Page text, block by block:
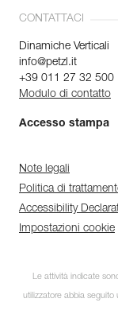
CONTATTACI
Dinamiche Verticali
info@petzl.it
+39 011 27 32 500
Modulo di contatto
Accesso stampa
Note legali
Politica di
Accessibility
Impostazioni cookie
Le attività indicate
utilizzatore abbia seguito